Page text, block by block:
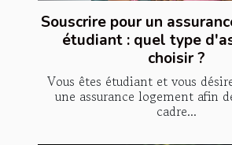
Souscrire pour un
étudiant : quel type
choisir ?
Vous êtes étudiant et vous
une assurance logement afin
cadre...